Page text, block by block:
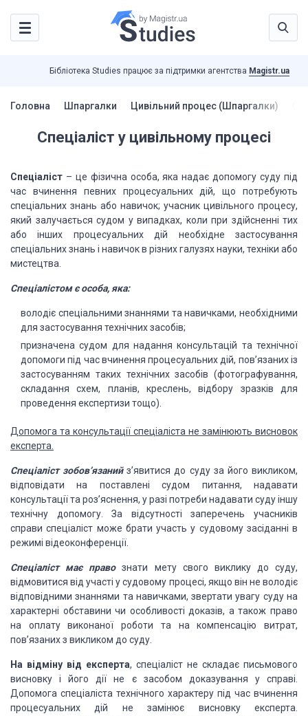
Бібліотека Studies працює за підтримки агентства Magistr.ua
Головна Шпаргалки Цивільний процес (Шпаргалки)
Спеціаліст у цивільному процесі
Спеціаліст – це фізична особа, яка надає допомогу суду під
час вчинення певних процесуальних дій, що потребують
спеціальних знань або навичок; учасник цивільного процесу,
який залучається судом у випадках, коли при здійсненні тих
або інших процесуальних дій необхідне застосування
спеціальних знань і навичок в різних галузях науки, техніки або
мистецтва.
Спеціалістом є особа, яка:
володіє спеціальними знаннями та навичками, необхідними
для застосування технічних засобів;
призначена судом для надання консультацій та технічної
допомоги під час вчинення процесуальних дій, пов’язаних із
застосуванням таких технічних засобів (фотографування,
складання схем, планів, креслень, відбору зразків для
проведення експертизи тощо).
Допомога та консультації спеціаліста не замінюють висновок
експерта.
Спеціаліст зобов’язанийз’явитися до суду за його викликом,
відповідати на поставлені судом питання, надавати
консультації та роз’яснення, у разі потреби надавати суду іншу
технічну допомогу. За відсутності заперечень учасників
справи спеціаліст може брати участь у судовому засіданні в
режимі відеоконференції.
Спеціаліст має правознати мету свого виклику до суду,
відмовитися від участі у судовому процесі, якщо він не володіє
відповідними знаннями та навичками, звертати увагу суду на
характерні обставини чи особливості доказів, а також право
на оплату виконаної роботи та на компенсацію витрат,
пов’язаних з викликом до суду.
На відміну від експерта, спеціаліст не складає письмового
висновку і його дії не є засобом доказування у справі.
Допомога спеціаліста технічного характеру під час вчинення
процесуальних дій не замінює висновку експерта.